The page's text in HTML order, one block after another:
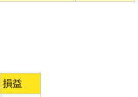
損益